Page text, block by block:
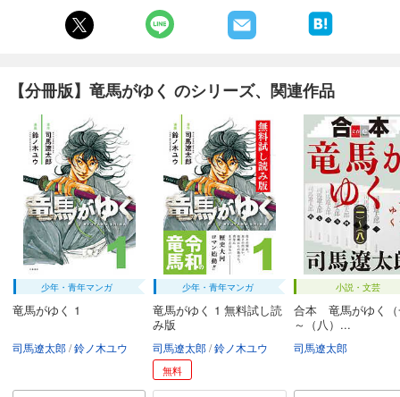
あらすじを表示する
【分冊版】竜馬がゆく(24)
試し読み
あらすじを表示する
【分冊版】竜馬がゆく(25)
74円 (税込)
カート
試し読み
あらすじを表示する
【分冊版】竜馬がゆく(26)
あらすじを表示する
【分冊版】竜馬がゆく のシリーズ、関連作品
少年・青年マンガ
竜馬がゆく 1
司馬遼太郎 鈴ノ木ユウ
少年・青年マンガ
竜馬がゆく 1 無料試し読
み版
司馬遼太郎 鈴ノ木ユウ
無料
小説・文芸
合本 竜馬がゆく（
～（八）...
司馬遼太郎